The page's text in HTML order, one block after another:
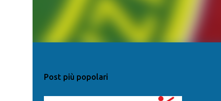
Post più popolari